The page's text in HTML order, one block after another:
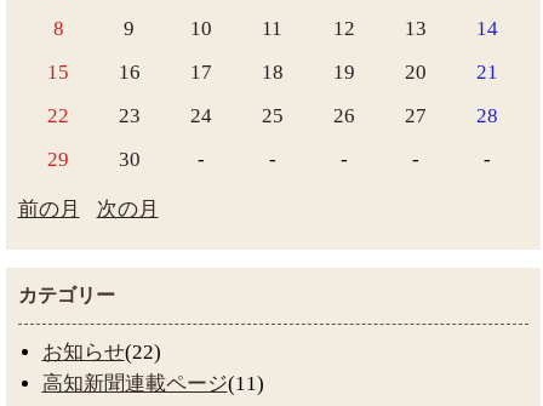
8
9 10 11 12 13
14
15
16 17 18 19 20
21
22
23 24 25 26 27
28
29
30 - - - - -
前の月 次の月
カテゴリー
お知らせ(22)
高知新聞連載ページ(11)